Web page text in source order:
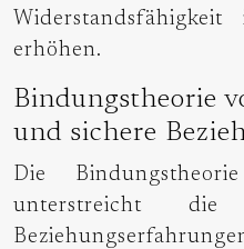
erhöhen.
Bindungstheorie
und sichere
Die
unterstreicht die